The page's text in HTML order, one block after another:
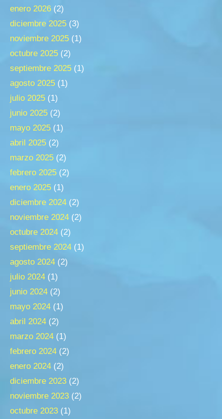
enero 2026 (2)
diciembre 2025 (3)
noviembre 2025 (1)
octubre 2025 (2)
septiembre 2025 (1)
agosto 2025 (1)
julio 2025 (1)
junio 2025 (2)
mayo 2025 (1)
abril 2025 (2)
marzo 2025 (2)
febrero 2025 (2)
enero 2025 (1)
diciembre 2024 (2)
noviembre 2024 (2)
octubre 2024 (2)
septiembre 2024 (1)
agosto 2024 (2)
julio 2024 (1)
junio 2024 (2)
mayo 2024 (1)
abril 2024 (2)
marzo 2024 (1)
febrero 2024 (2)
enero 2024 (2)
diciembre 2023 (2)
noviembre 2023 (2)
octubre 2023 (1)